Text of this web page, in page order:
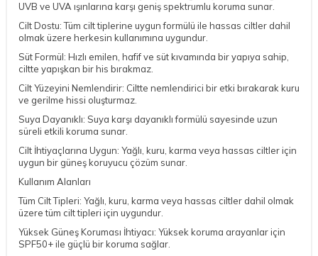
UVB ve UVA ışınlarına karşı geniş spektrumlu koruma sunar.
Cilt Dostu: Tüm cilt tiplerine uygun formülü ile hassas ciltler dahil
olmak üzere herkesin kullanımına uygundur.
Süt Formül: Hızlı emilen, hafif ve süt kıvamında bir yapıya sahip,
ciltte yapışkan bir his bırakmaz.
Cilt Yüzeyini Nemlendirir: Ciltte nemlendirici bir etki bırakarak kuru
ve gerilme hissi oluşturmaz.
Suya Dayanıklı: Suya karşı dayanıklı formülü sayesinde uzun
süreli etkili koruma sunar.
Cilt İhtiyaçlarına Uygun: Yağlı, kuru, karma veya hassas ciltler için
uygun bir güneş koruyucu çözüm sunar.
Kullanım Alanları
Tüm Cilt Tipleri: Yağlı, kuru, karma veya hassas ciltler dahil olmak
üzere tüm cilt tipleri için uygundur.
Yüksek Güneş Koruması İhtiyacı: Yüksek koruma arayanlar için
SPF50+ ile güçlü bir koruma sağlar.